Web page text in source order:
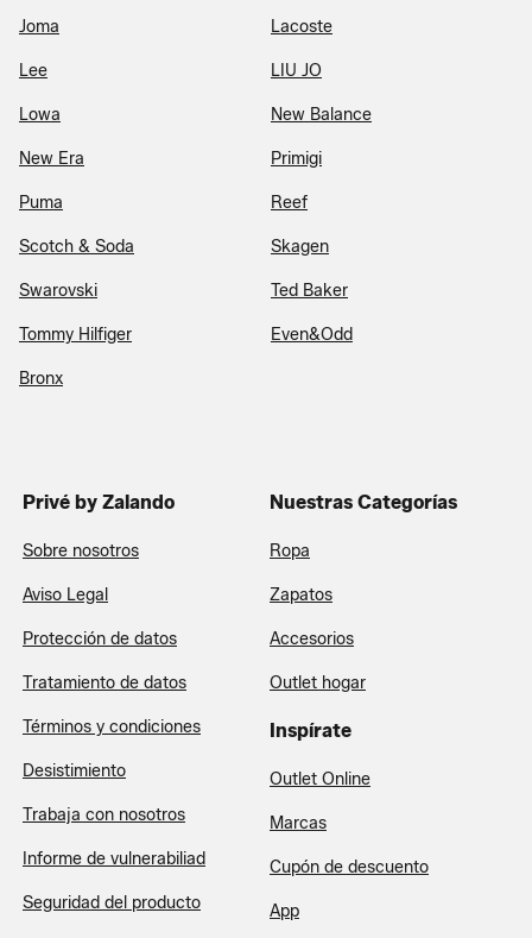
Joma Lacoste
Lee LIU JO
Lowa New Balance
New Era Primigi
Puma Reef
Scotch & Soda Skagen
Swarovski Ted Baker
Tommy Hilfiger Even&Odd
Bronx
Privé by Zalando
Sobre nosotros
Aviso Legal
Protección de datos
Tratamiento de datos
Términos y condiciones
Desistimiento
Trabaja con nosotros
Informe de vulnerabiliad
Seguridad del producto
Nuestras Categorías
Ropa
Zapatos
Accesorios
Outlet hogar
Inspírate
Outlet Online
Marcas
Cupón de descuento
App